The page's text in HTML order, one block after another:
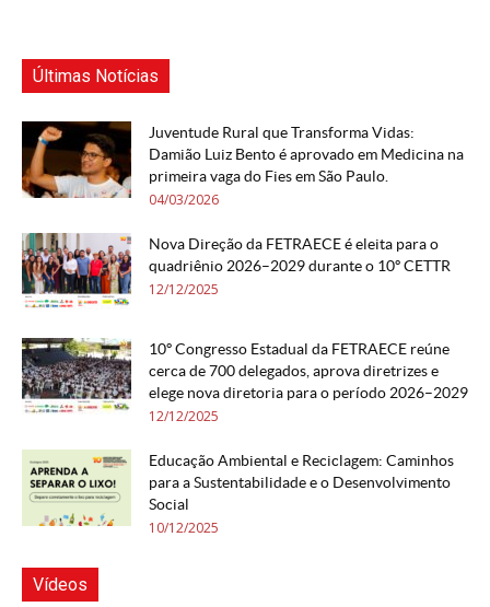
Últimas Notícias
Juventude Rural que Transforma Vidas:
Damião Luiz Bento é aprovado em Medicina na
primeira vaga do Fies em São Paulo.
04/03/2026
Nova Direção da FETRAECE é eleita para o
quadriênio 2026–2029 durante o 10º CETTR
12/12/2025
10º Congresso Estadual da FETRAECE reúne
cerca de 700 delegados, aprova diretrizes e
elege nova diretoria para o período 2026–2029
12/12/2025
Educação Ambiental e Reciclagem: Caminhos
para a Sustentabilidade e o Desenvolvimento
Social
10/12/2025
Vídeos